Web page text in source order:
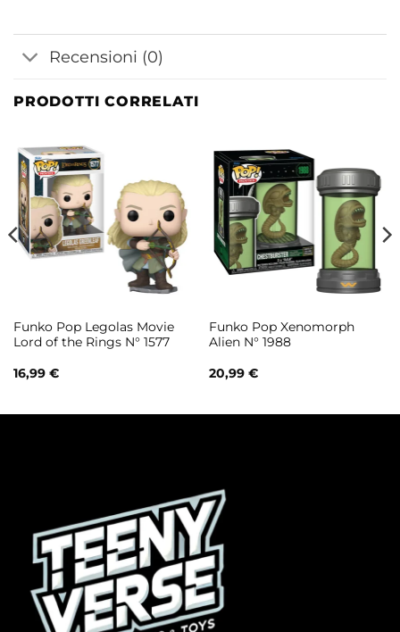
Recensioni (0)
PRODOTTI CORRELATI
Funko Pop Legolas Movie
Lord of the Rings N° 1577
16,99 €
Funko Pop Xenomorph
Alien N° 1988
20,99 €